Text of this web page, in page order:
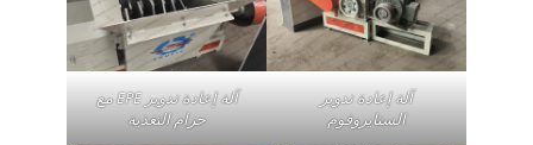
آلة إعادة تدوير
الستايروفوم
آلة إعادة تدوير EPE مع
حزام التغذية